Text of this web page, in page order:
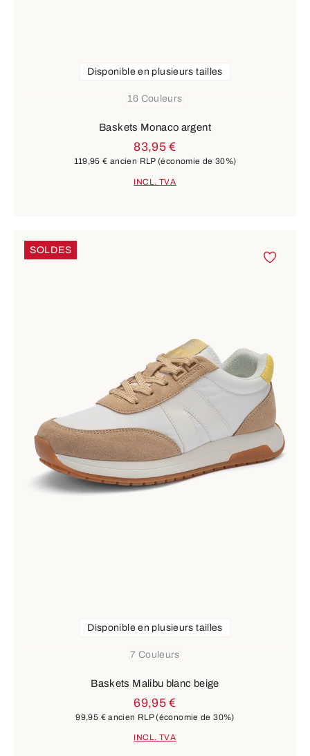
16 Couleurs
Disponible en plusieurs tailles
Baskets Monaco argent
83,95 €
119,95 € ancien RLP(économie de 30%)
INCL. TVA
SOLDES
7 Couleurs
Disponible en plusieurs tailles
Baskets Malibu blanc beige
69,95 €
99,95 €ancien RLP(économie de 30%)
INCL. TVA